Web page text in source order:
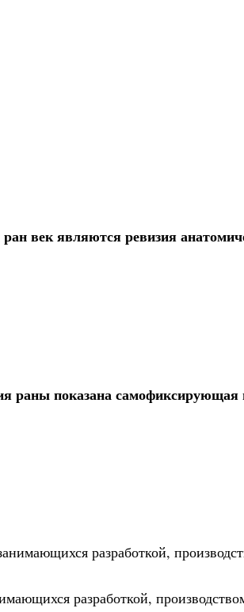
век являются ревизия
раны показана самофиксирующая
разработкой,
разработкой,